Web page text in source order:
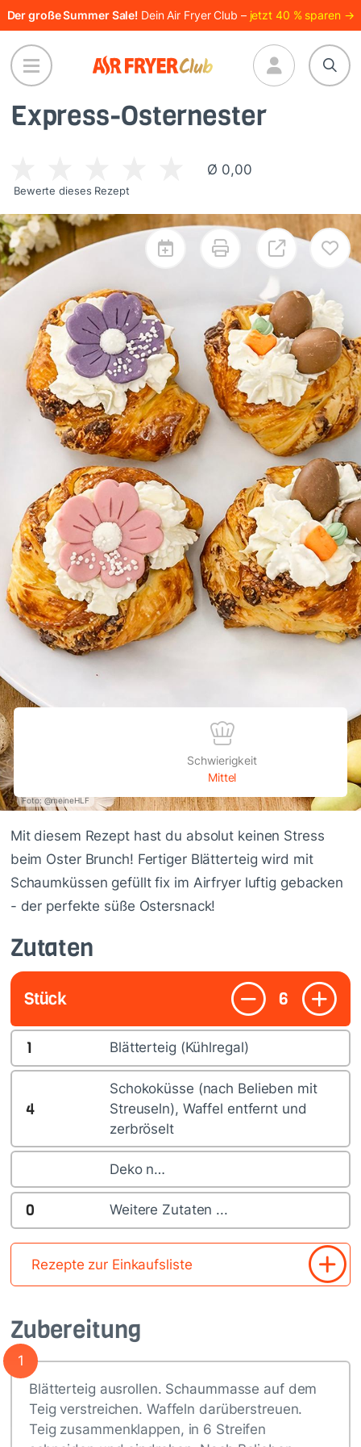
Direkt
zum
Inhalt
Der große Summer Sale! Dein Air Fryer Club – jetzt 40 % sparen →
Express-Osternester
Ø 0,00
Bewerte dieses Rezept
Foto: @meineHLF
Schwierigkeit
Mittel
Zubereitung
1
Blätterteig ausrollen. Schaummasse auf dem
Teig verstreichen. Waffeln darüberstreuen.
Teig zusammenklappen, in 6 Streifen
Mit diesem Rezept hast du absolut keinen Stress
beim Oster Brunch! Fertiger Blätterteig wird mit
Schaumküssen gefüllt fix im Airfryer luftig gebacken
- der perfekte süße Ostersnack!
Zutaten
Stück 6
1 Blätterteig (Kühlregal)
4
Schokoküsse (nach Belieben mit
Streuseln), Waffel entfernt und
zerbröselt
Deko n…
0 Weitere Zutaten ...
Rezepte zur Einkaufsliste